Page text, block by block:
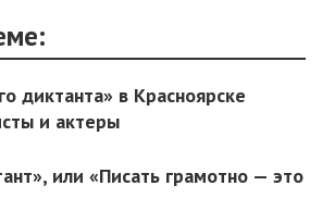
диктанта» в Красноярске
и актеры
или «Писать грамотно — это